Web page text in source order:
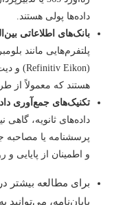
داده‌ها پولی هستند.
بانک‌های اطلاعاتی
هستند که معمولاً از طریق
تکنیک‌های جمع‌آوری داده
داده‌های ثانویه، گاهی
پرسشنامه یا مصاحبه
و اطمینان از پایایی و
برای مطالعه بیشتر در
پایان‌نامه، می‌توانید به